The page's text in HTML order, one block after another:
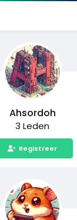
Ahsordoh
3 Leden
Registreer